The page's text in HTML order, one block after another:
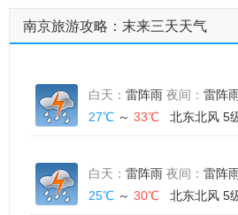
南京旅游攻略：末来三天天气
白天： 雷阵雨 夜间： 雷阵
27℃ ～ 33℃ 北东北风 5
白天： 雷阵雨 夜间： 雷阵
25℃ ～ 30℃ 北东北风 5